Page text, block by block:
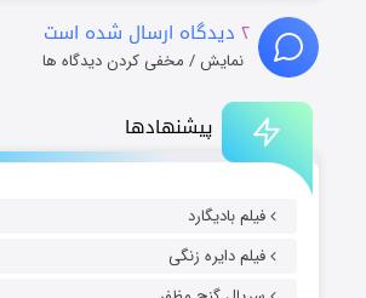
پیشنهادها
فیلم بادیگارد
فیلم دایره زنگی
۲ دیدگاه ارسال شده است
نمایش / مخفی کردن دیدگاه ها